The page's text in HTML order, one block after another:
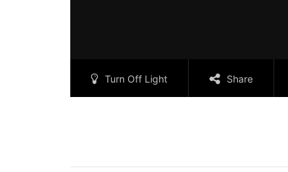
Turn Off Light Share